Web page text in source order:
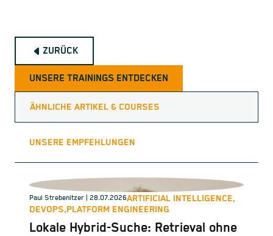
ZURÜCK
UNSERE TRAININGS ENTDECKEN
ÄHNLICHE ARTIKEL & COURSES
UNSERE EMPFEHLUNGEN
Paul Strebenitzer | 28.07.2026ARTIFICIAL INTELLIGENCE,
DEVOPS,PLATFORM ENGINEERING
Lokale Hybrid-Suche: Retrieval ohne